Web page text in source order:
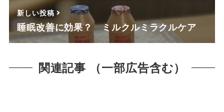
新しい投稿
睡眠改善に効果？ ミルクルミラクルケア
関連記事 （一部広告含む）